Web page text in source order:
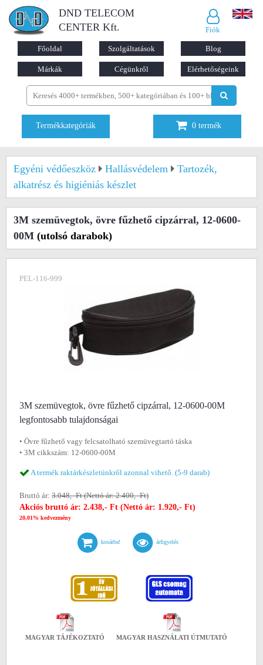
DND TELECOM
CENTER Kft.
Fiók
Főoldal Szolgáltatások Blog
Márkák Cégünkről Elérhetőségeink
Termékkategóriák 0 termék
Egyéni védőeszköz Hallásvédelem
Tartozék,
alkatrész és higiéniás készlet
3M szemüvegtok, övre fűzhető cipzárral, 12-0600-
00M (utolsó darabok)
PEL-116-999
3M szemüvegtok, övre fűzhető cipzárral, 12-0600-00M
legfontosabb tulajdonságai
• Övre fűzhető vagy felcsatolható szemüvegtartó táska
• 3M cikkszám: 12-0600-00M
A termék raktárkészletünkről azonnal vihető. (5-9 darab)
Bruttó ár: 3.048,- Ft (Nettó ár: 2.400,- Ft)
Akciós bruttó ár: 2.438,- Ft (Nettó ár: 1.920,- Ft)
20,01% kedvezmény
kosárba! árfigyelés
MAGYAR TÁJÉKOZTATÓ MAGYAR HASZNÁLATI ÚTMUTATÓ